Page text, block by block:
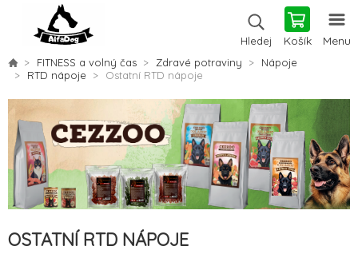
Hledej Košík Menu
FITNESS a volný čas Zdravé potraviny
Nápoje
RTD nápoje
Ostatní RTD nápoje
OSTATNÍ RTD NÁPOJE